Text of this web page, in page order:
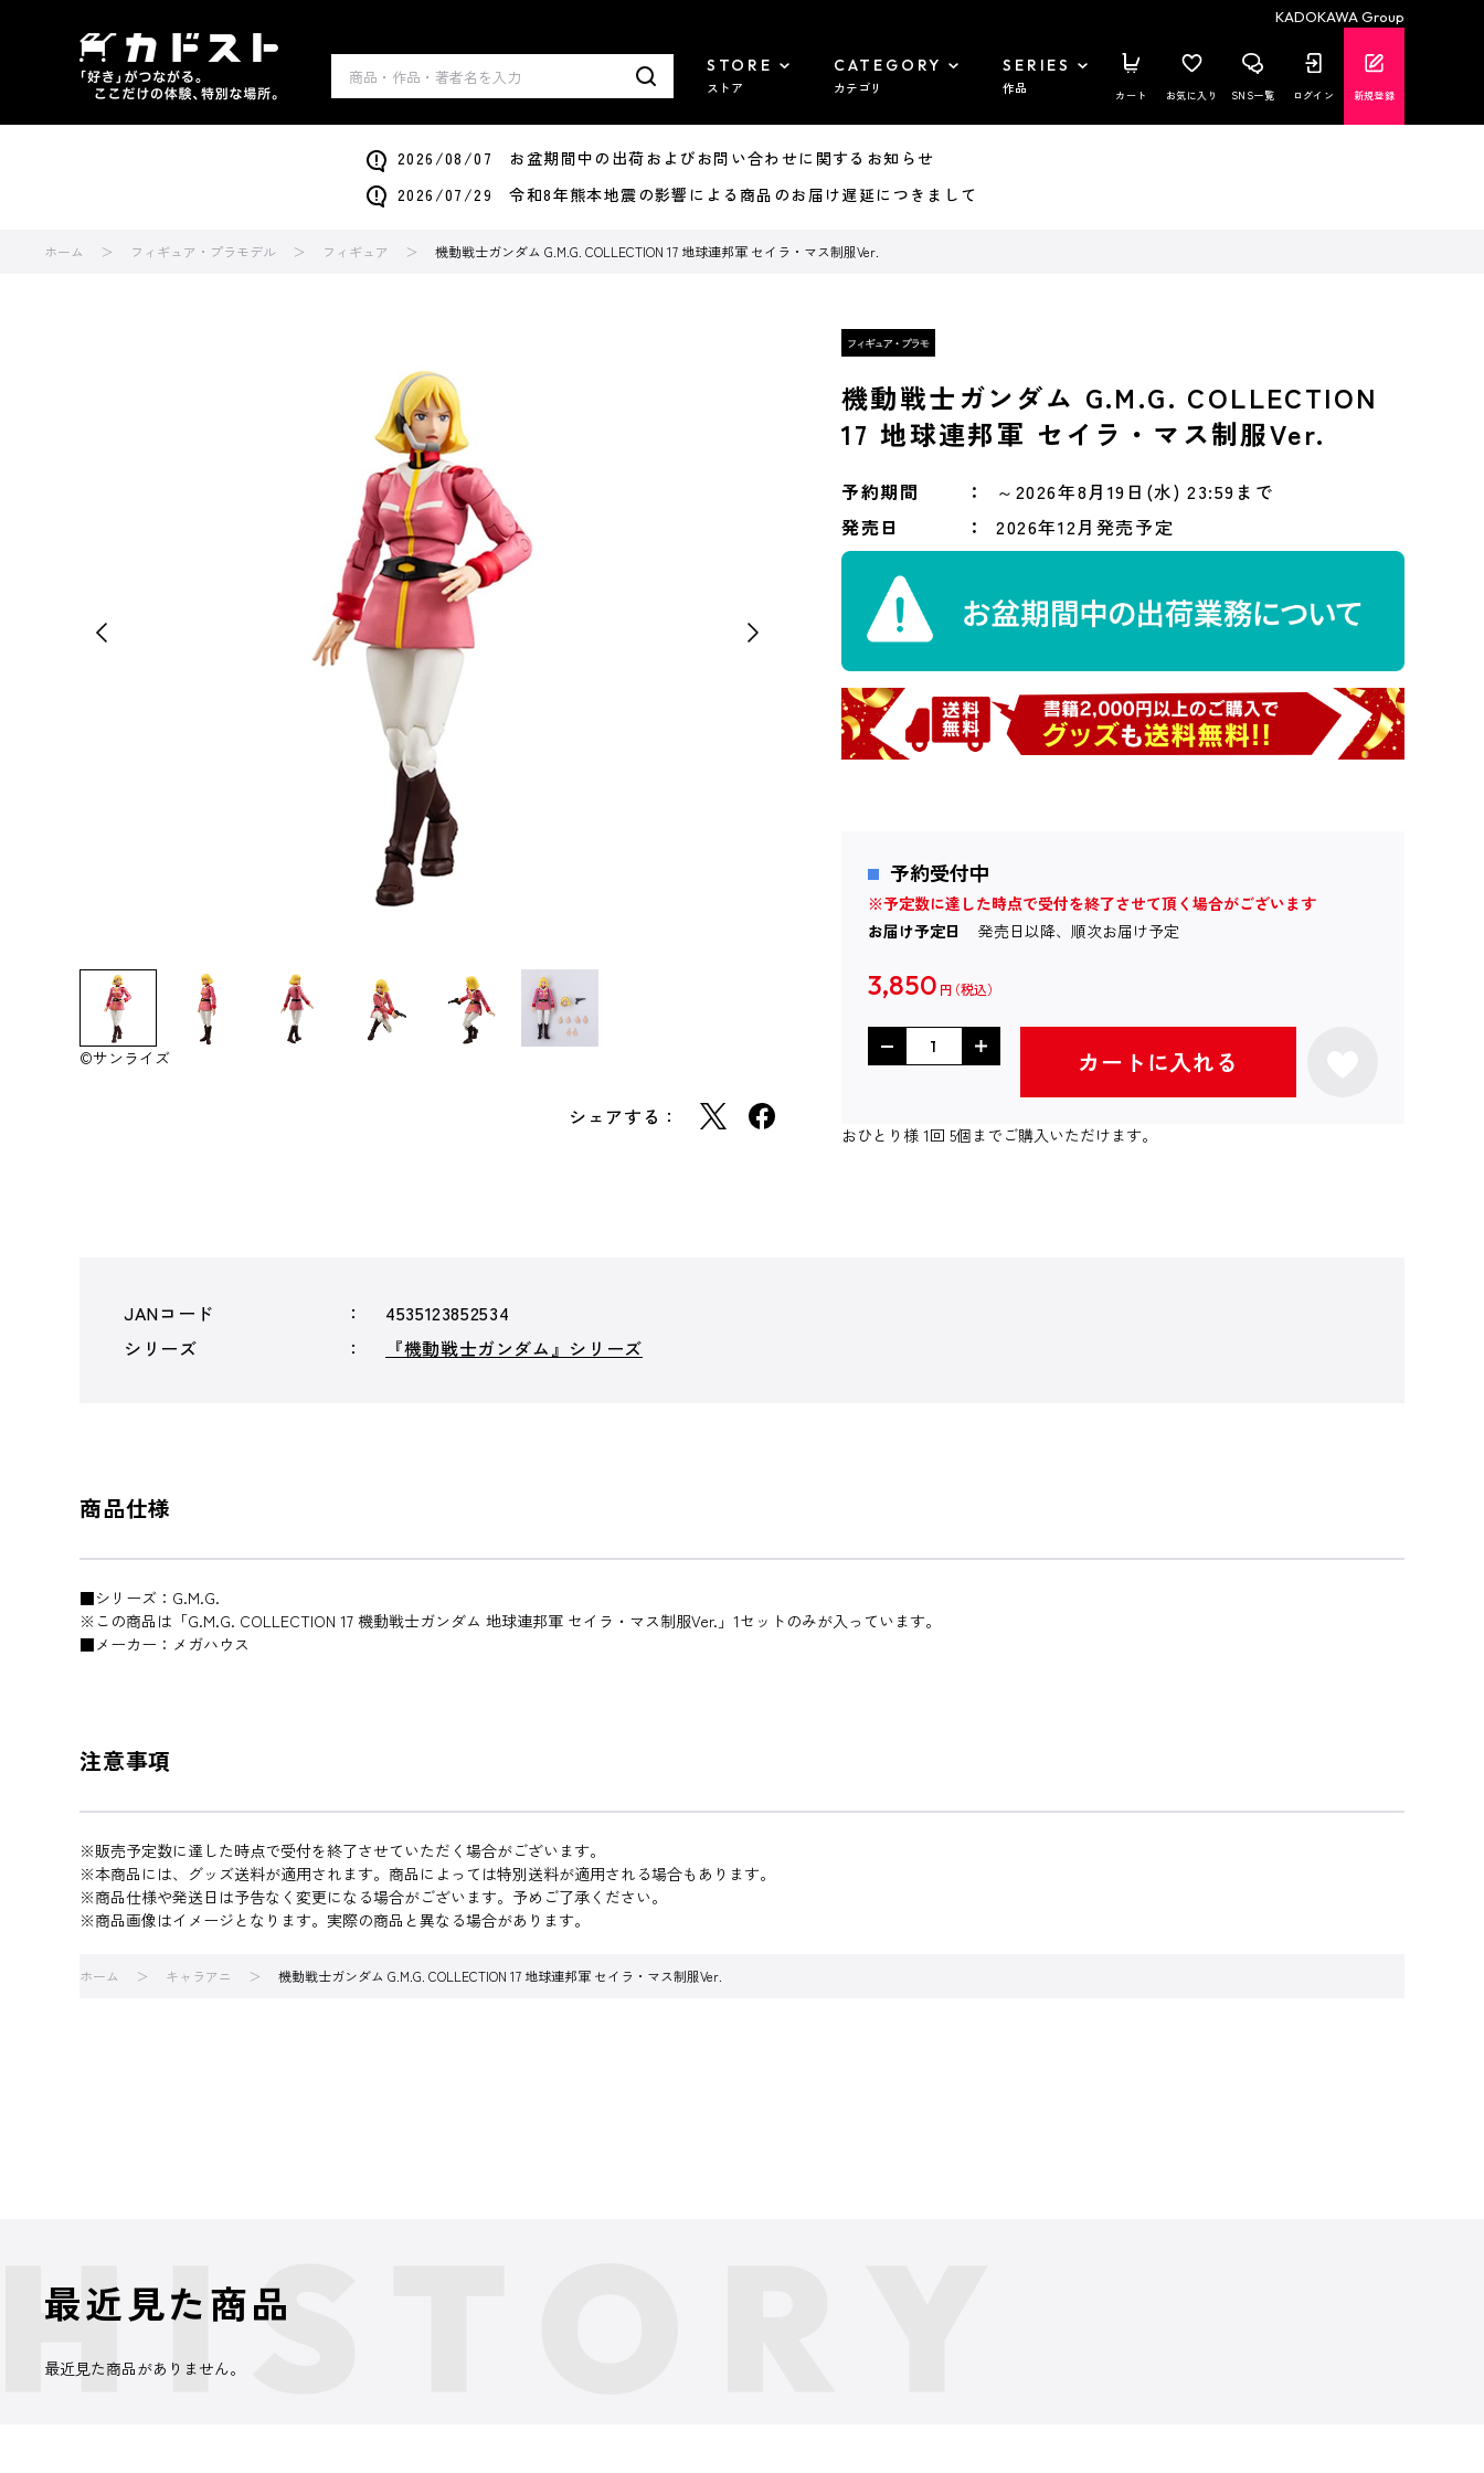
KADOKAWA Group
STORE
ストア
CATEGORY
カテゴリ
SERIES
作品 カート お気に入り SNS一覧 ログイン 新規登録
2026/08/07 お盆期間中の出荷およびお問い合わせに関するお知らせ
2026/07/29 令和8年熊本地震の影響による商品のお届け遅延につきまして
ホーム フィギュア・プラモデル フィギュア 機動戦士ガンダム G.M.G. COLLECTION 17 地球連邦軍 セイラ・マス制服Ver.
©サンライズ
シェアする：
機動戦士ガンダム G.M.G. COLLECTION
17 地球連邦軍 セイラ・マス制服Ver.
予約期間
～2026年8月19日(水) 23:59まで
発売日
2026年12月発売予定
予約受付中
※予定数に達した時点で受付を終了させて頂く場合がございます
お届け予定日
発売日以降、順次お届け予定
3,850 円
カートに入れる
おひとり様 1回 5個までご購入いただけます。
JANコード
4535123852534
シリーズ
『機動戦士ガンダム』シリーズ
商品仕様
■シリーズ：G.M.G.
※この商品は「G.M.G. COLLECTION 17 機動戦士ガンダム 地球連邦軍 セイラ・マス制服Ver.」1セットのみが入っています。
■メーカー：メガハウス
注意事項
※販売予定数に達した時点で受付を終了させていただく場合がございます。
※本商品には、グッズ送料が適用されます。商品によっては特別送料が適用される場合もあります。
※商品仕様や発送日は予告なく変更になる場合がございます。予めご了承ください。
※商品画像はイメージとなります。実際の商品と異なる場合があります。
ホーム キャラアニ 機動戦士ガンダム G.M.G. COLLECTION 17 地球連邦軍 セイラ・マス制服Ver.
最近見た商品
最近見た商品がありません。